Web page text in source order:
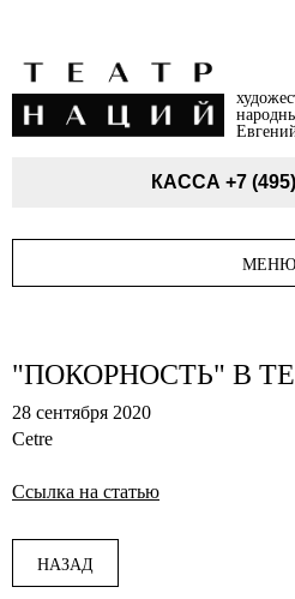
КАССА +7
МЕНЮ
"ПОКОРНОСТЬ" В
28 сентября 2020
Cetre
Ссылка на статью
НАЗАД